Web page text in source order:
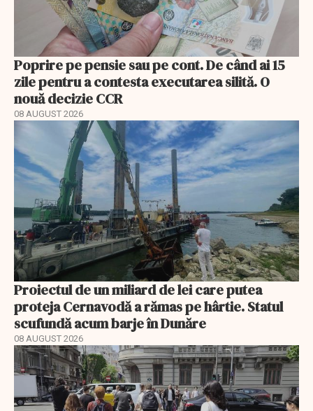
Poprire pe pensie sau pe cont. De când ai 15
zile pentru a contesta executarea silită. O
nouă decizie CCR
08 AUGUST 2026
Proiectul de un miliard de lei care putea
proteja Cernavodă a rămas pe hârtie. Statul
scufundă acum barje în Dunăre
08 AUGUST 2026